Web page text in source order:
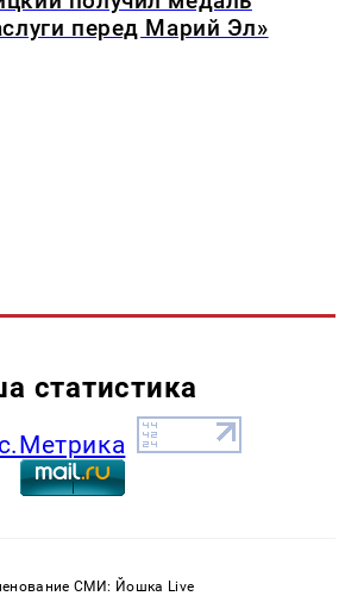
перед Марий Эл»
статистика
СМИ: Йошка Live